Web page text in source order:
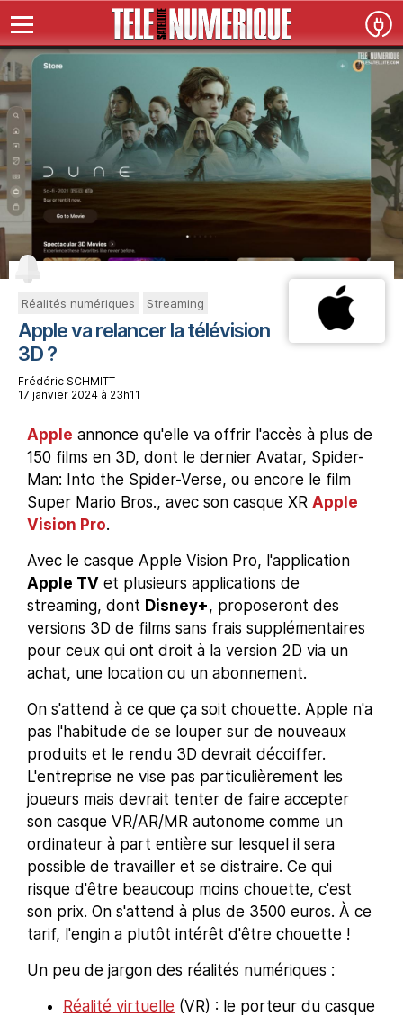
Réalités numériques Streaming
Apple va relancer la télévision
3D ?
Frédéric SCHMITT
17 janvier 2024 à 23h11
Apple annonce qu'elle va offrir l'accès à plus de
150 films en 3D, dont le dernier Avatar, Spider-
Man: Into the Spider-Verse, ou encore le film
Super Mario Bros., avec son casque XR Apple
Vision Pro.
Avec le casque Apple Vision Pro, l'application
Apple TV et plusieurs applications de
streaming, dont Disney+, proposeront des
versions 3D de films sans frais supplémentaires
pour ceux qui ont droit à la version 2D via un
achat, une location ou un abonnement.
On s'attend à ce que ça soit chouette. Apple n'a
pas l'habitude de se louper sur de nouveaux
produits et le rendu 3D devrait décoiffer.
L'entreprise ne vise pas particulièrement les
joueurs mais devrait tenter de faire accepter
son casque VR/AR/MR autonome comme un
ordinateur à part entière sur lesquel il sera
possible de travailler et se distraire. Ce qui
risque d'être beaucoup moins chouette, c'est
son prix. On s'attend à plus de 3500 euros. À ce
tarif, l'engin a plutôt intérêt d'être chouette !
Un peu de jargon des réalités numériques :
Réalité virtuelle (VR) : le porteur du casque